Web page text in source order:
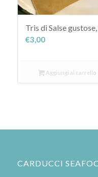
Tris di Salse
€3,00
Aggiungi al carrello
CARDUCCI